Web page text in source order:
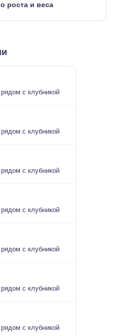
роста и веса
с клубникой
с клубникой
с клубникой
с клубникой
с клубникой
с клубникой
с клубникой